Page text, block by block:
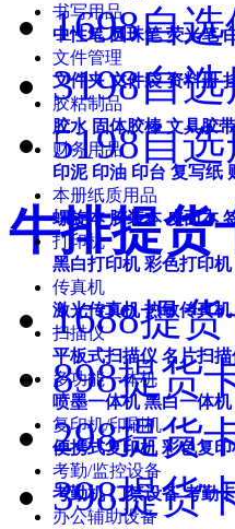
书写用品
中性笔 圆珠笔 荧光笔
文件管理
文件夹 文件袋 资料册
胶粘制品
胶水 固体胶棒 文具胶带
财务用品
印泥 印油 印台 复写纸
本册纸质用品
螺旋本 胶装本 皮面本
打印机
黑白打印机 彩色打印机
传真机
激光传真机 热敏传真机
扫描仪
平板式扫描仪 名片扫描
多功能一体机
喷墨一体机 黑白一体机
复印机/印刷机
便携式复印机 彩色复印
考勤/监控设备
考勤机 门禁设备 考勤
办公辅助设备
1698自
3198自
5198自
牛排提货
1688提
898提货
298提货
398提货